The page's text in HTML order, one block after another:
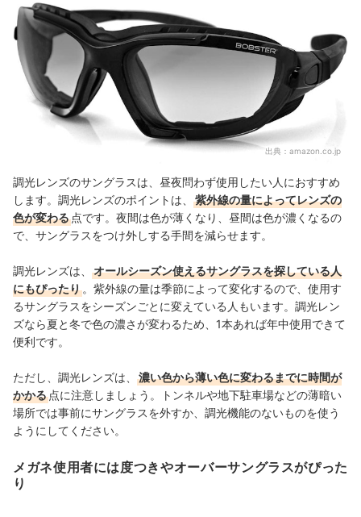
出典： amazon.co.jp
調光レンズのサングラスは、昼夜問わず使用したい人におすすめ
します。調光レンズのポイントは、
紫外線の量によってレンズの
色が変わる 点です。夜間は色が薄くなり、昼間は色が濃くなるの
で、サングラスをつけ外しする手間を減らせます。
調光レンズは、
オールシーズン使えるサングラスを探している人
にもぴったり 。紫外線の量は季節によって変化するので、使用す
るサングラスをシーズンごとに変えている人もいます。調光レン
ズなら夏と冬で色の濃さが変わるため、1本あれば年中使用できて
便利です。
ただし、調光レンズは、
濃い色から薄い色に変わるまでに時間が
かかる 点に注意しましょう。トンネルや地下駐車場などの薄暗い
場所では事前にサングラスを外すか、調光機能のないものを使う
ようにしてください。
メガネ使用者には度つきやオーバーサングラスがぴった
り